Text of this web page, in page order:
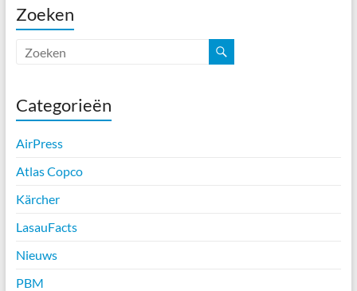
Zoeken
Categorieën
AirPress
Atlas Copco
Kärcher
LasauFacts
Nieuws
PBM